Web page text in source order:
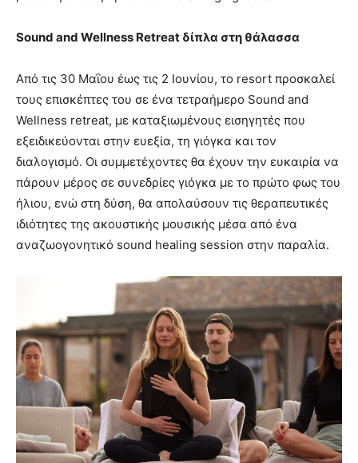
Sound and Wellness Retreat δίπλα στη θάλασσα
Από τις 30 Μαΐου έως τις 2 Ιουνίου, το resort προσκαλεί
τους επισκέπτες του σε ένα τετραήμερο Sound and
Wellness retreat, με καταξιωμένους εισηγητές που
εξειδικεύονται στην ευεξία, τη γιόγκα και τον
διαλογισμό. Οι συμμετέχοντες θα έχουν την ευκαιρία να
πάρουν μέρος σε συνεδρίες γιόγκα με το πρώτο φως του
ήλιου, ενώ στη δύση, θα απολαύσουν τις θεραπευτικές
ιδιότητες της ακουστικής μουσικής μέσα από ένα
αναζωογονητικό sound healing session στην παραλία.